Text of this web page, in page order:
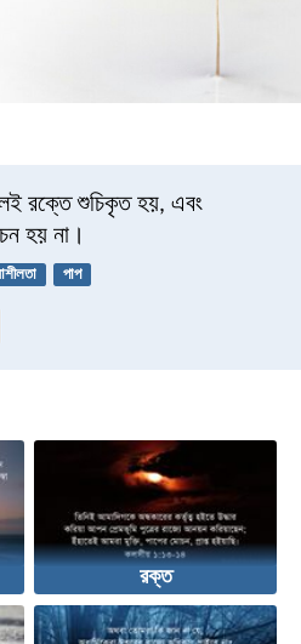
রক্তে শুচিকৃত হয়, এবং
হয় না।
পাপ
রক্ত